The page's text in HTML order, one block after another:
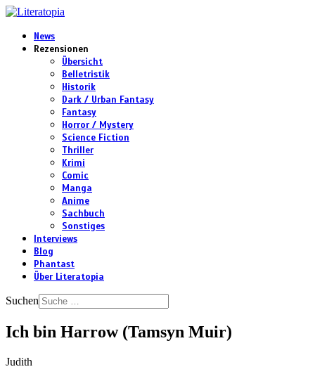
News
Rezensionen
Übersicht
Belletristik
Historik
Dark / Urban Fantasy
Fantasy
Horror / Mystery
Science Fiction
Thriller
Krimi
Comic
Manga
Anime
Sachbuch
Sonstiges
Interviews
Blog
Phantast
Über Literatopia
Suchen
Ich bin Harrow (Tamsyn Muir)
Judith